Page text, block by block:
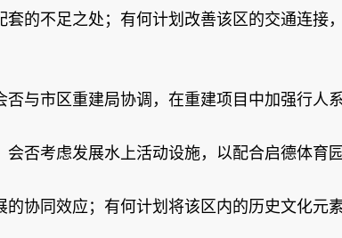
套的不足之处；有何计划改善该区的交通连
与市区重建局协调，在重建项目中加强行人
会否考虑发展水上活动设施，以配合启德体育
协同效应；有何计划将该区内的历史文化元